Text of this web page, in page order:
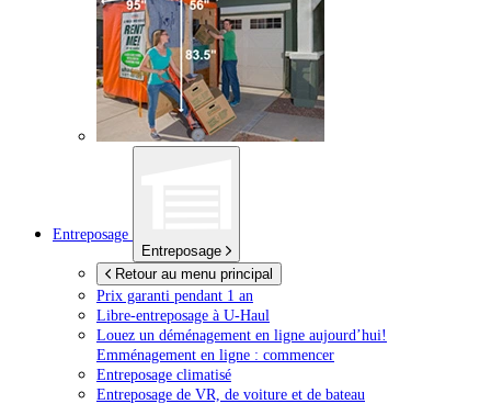
Entreposage
Entreposage
Retour au menu principal
Prix garanti pendant 1 an
Libre-entreposage à U-Haul
Louez un déménagement en ligne aujourd’hui!
Emménagement en ligne : commencer
Entreposage climatisé
Entreposage de VR, de voiture et de bateau